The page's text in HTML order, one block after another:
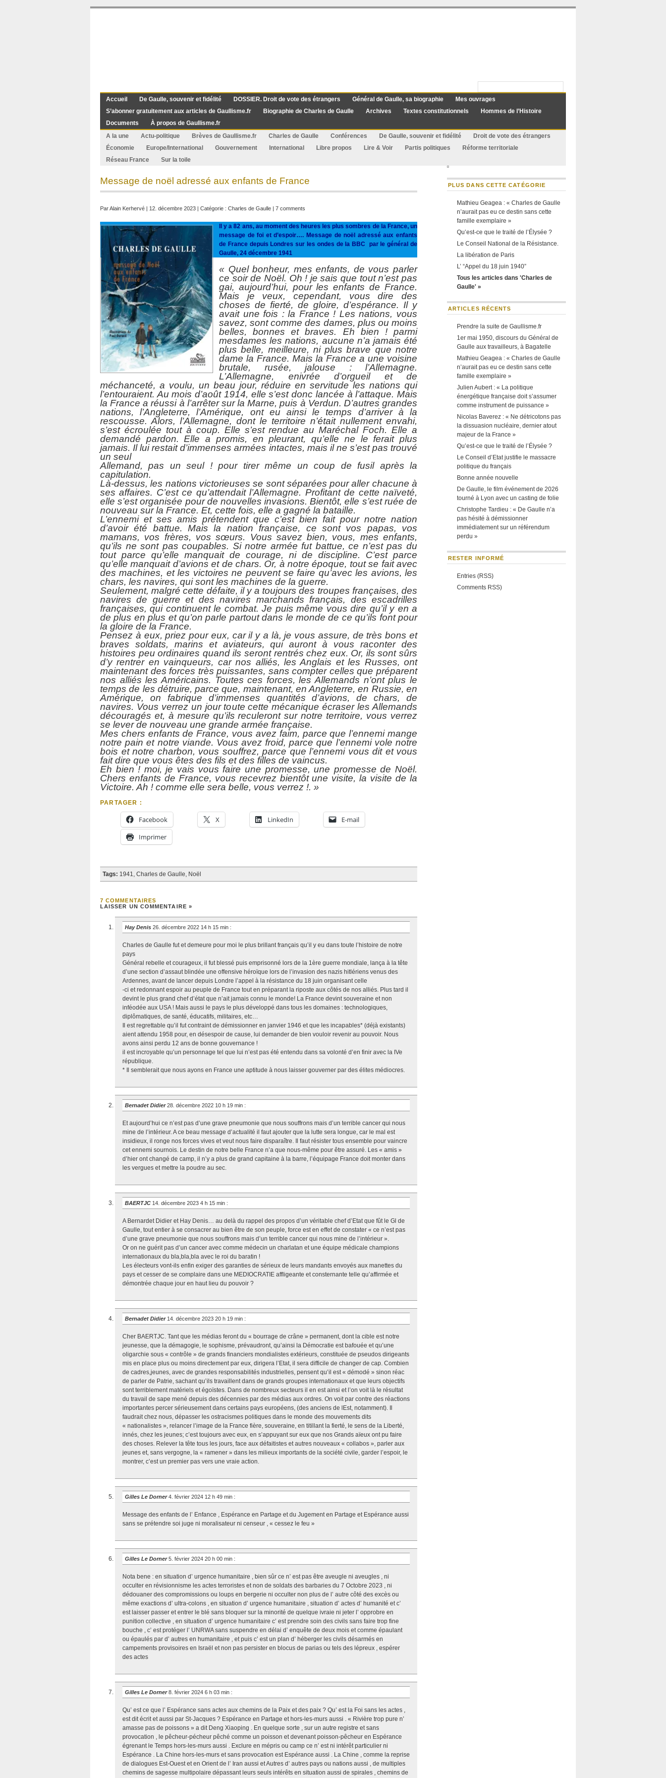
Accueil De Gaulle, souvenir et fidélité DOSSIER. Droit de vote des étrangers Général de Gaulle, sa biographie
Mes ouvrages
S’abonner gratuitement aux articles de Gaullisme.fr
Biographie de Charles de Gaulle Archives Textes constitutionnels
Hommes de l’Histoire
Documents
À propos de Gaullisme.fr
A la une
Actu-politique Brèves de Gaullisme.fr Charles de Gaulle Conférences De Gaulle, souvenir et fidélité
Droit de vote des étrangers
Économie
Europe/International Gouvernement International Libre propos Lire & Voir Partis politiques
Réforme territoriale
Réseau France
Sur la toile
Message de noël adressé aux enfants de France
ParAlain Kerhervé | 12. décembre 2023 | Catégorie : Charles de Gaulle | 7 comments
Il y a 82 ans, au moment des heures les plus sombres de la France, un
message de foi et d’espoir…. Message de noël adressé aux enfants
de France depuis Londres sur les ondes de la BBC par le général de
Gaulle, 24 décembre 1941
« Quel bonheur, mes enfants, de vous parler
ce soir de Noël. Oh ! je sais que tout n’est pas
gai, aujourd’hui, pour les enfants de France.
Mais je veux, cependant, vous dire des
choses de fierté, de gloire, d’espérance. Il y
avait une fois : la France ! Les nations, vous
savez, sont comme des dames, plus ou moins
belles, bonnes et braves. Eh bien ! parmi
mesdames les nations, aucune n’a jamais été
plus belle, meilleure, ni plus brave que notre
dame la France. Mais la France a une voisine
brutale, rusée, jalouse : l’Allemagne.
L’Allemagne, enivrée d’orgueil et de
méchanceté, a voulu, un beau jour, réduire en servitude les nations qui
l’entouraient. Au mois d’août 1914, elle s’est donc lancée à l’attaque. Mais
la France a réussi à l’arrêter sur la Marne, puis à Verdun. D’autres grandes
nations, l’Angleterre, l’Amérique, ont eu ainsi le temps d’arriver à la
rescousse. Alors, l’Allemagne, dont le territoire n’était nullement envahi,
s’est écroulée tout à coup. Elle s’est rendue au Maréchal Foch. Elle a
demandé pardon. Elle a promis, en pleurant, qu’elle ne le ferait plus
jamais. Il lui restait d’immenses armées intactes, mais il ne s’est pas trouvé
un seul
Allemand, pas un seul ! pour tirer même un coup de fusil après la
capitulation.
Là-dessus, les nations victorieuses se sont séparées pour aller chacune à
ses affaires. C’est ce qu’attendait l’Allemagne. Profitant de cette naïveté,
elle s’est organisée pour de nouvelles invasions. Bientôt, elle s’est ruée de
nouveau sur la France. Et, cette fois, elle a gagné la bataille.
L’ennemi et ses amis prétendent que c’est bien fait pour notre nation
d’avoir été battue. Mais la nation française, ce sont vos papas, vos
mamans, vos frères, vos sœurs. Vous savez bien, vous, mes enfants,
qu’ils ne sont pas coupables. Si notre armée fut battue, ce n’est pas du
tout parce qu’elle manquait de courage, ni de discipline. C’est parce
qu’elle manquait d’avions et de chars. Or, à notre époque, tout se fait avec
des machines, et les victoires ne peuvent se faire qu’avec les avions, les
chars, les navires, qui sont les machines de la guerre.
Seulement, malgré cette défaite, il y a toujours des troupes françaises, des
navires de guerre et des navires marchands français, des escadrilles
françaises, qui continuent le combat. Je puis même vous dire qu’il y en a
de plus en plus et qu’on parle partout dans le monde de ce qu’ils font pour
la gloire de la France.
Pensez à eux, priez pour eux, car il y a là, je vous assure, de très bons et
braves soldats, marins et aviateurs, qui auront à vous raconter des
histoires peu ordinaires quand ils seront rentrés chez eux. Or, ils sont sûrs
d’y rentrer en vainqueurs, car nos alliés, les Anglais et les Russes, ont
maintenant des forces très puissantes, sans compter celles que préparent
nos alliés les Américains. Toutes ces forces, les Allemands n’ont plus le
temps de les détruire, parce que, maintenant, en Angleterre, en Russie, en
Amérique, on fabrique d’immenses quantités d’avions, de chars, de
navires. Vous verrez un jour toute cette mécanique écraser les Allemands
découragés et, à mesure qu’ils reculeront sur notre territoire, vous verrez
se lever de nouveau une grande armée française.
Mes chers enfants de France, vous avez faim, parce que l’ennemi mange
notre pain et notre viande. Vous avez froid, parce que l’ennemi vole notre
bois et notre charbon, vous souffrez, parce que l’ennemi vous dit et vous
fait dire que vous êtes des fils et des filles de vaincus.
Eh bien ! moi, je vais vous faire une promesse, une promesse de Noël.
Chers enfants de France, vous recevrez bientôt une visite, la visite de la
Victoire. Ah ! comme elle sera belle, vous verrez !. »
PARTAGER :
Facebook X LinkedIn
E-mail
Imprimer
Tags: 1941, Charles de Gaulle, Noël
7 COMMENTAIRES
LAISSER UN COMMENTAIRE »
Hay Denis 26. décembre 2022 14 h 15 min :
Charles de Gaulle fut et demeure pour moi le plus brillant français qu’il y eu dans toute l’histoire de notre
pays
Général rebelle et courageux, il fut blessé puis emprisonné lors de la 1ère guerre mondiale, lança à la tête
d’une section d’assaut blindée une offensive héroïque lors de l’invasion des nazis hitlériens venus des
Ardennes, avant de lancer depuis Londre l’appel à la résistance du 18 juin organisant celle
-ci et redonnant espoir au peuple de France tout en préparant la riposte aux côtés de nos alliés. Plus tard il
devint le plus grand chef d’état que n’ait jamais connu le monde! La France devint souveraine et non
inféodée aux USA ! Mais aussi le pays le plus développé dans tous les domaines : technologiques,
diplômatiques, de santé, éducatifs, militaires, etc…
Il est regrettable qu’il fut contraint de démissionner en janvier 1946 et que les incapables* (déjà existants)
aient attendu 1958 pour, en désespoir de cause, lui demander de bien vouloir revenir au pouvoir. Nous
avons ainsi perdu 12 ans de bonne gouvernance !
il est incroyable qu’un personnage tel que lui n’est pas été entendu dans sa volonté d’en finir avec la IVe
république.
* Il semblerait que nous ayons en France une aptitude à nous laisser gouverner par des élites médiocres.
Bernadet Didier28. décembre 2022 10 h 19 min :
Et aujourd’hui ce n’est pas d’une grave pneumonie que nous souffrons mais d’un terrible cancer qui nous
mine de l’intérieur. A ce beau message d’actualité il faut ajouter que la lutte sera longue, car le mal est
insidieux, il ronge nos forces vives et veut nous faire disparaître. Il faut résister tous ensemble pour vaincre
cet ennemi sournois. Le destin de notre belle France n’a que nous-même pour être assuré. Les « amis »
d’hier ont changé de camp, il n’y a plus de grand capitaine à la barre, l’équipage France doit monter dans
les vergues et mettre la poudre au sec.
BAERTJC 14. décembre 2023 4 h 15 min :
A Bernardet Didier et Hay Denis… au delà du rappel des propos d’un véritable chef d’Etat que fût le Gl de
Gaulle, tout entier à se consacrer au bien être de son peuple, force est en effet de constater « ce n’est pas
d’une grave pneumonie que nous souffrons mais d’un terrible cancer qui nous mine de l’intérieur ».
Or on ne guérit pas d’un cancer avec comme médecin un charlatan et une équipe médicale champions
internationaux du bla,bla,bla avec le roi du baratin !
Les électeurs vont-ils enfin exiger des garanties de sérieux de leurs mandants envoyés aux manettes du
pays et cesser de se complaire dans une MEDIOCRATIE affligeante et consternante telle qu’affirmée et
démontrée chaque jour en haut lieu du pouvoir ?
Bernadet Didier 14. décembre 2023 20 h 19 min :
Cher BAERTJC. Tant que les médias feront du « bourrage de crâne » permanent, dont la cible est notre
jeunesse, que la démagogie, le sophisme, prévaudront, qu’ainsi la Démocratie est bafouée et qu’une
oligarchie sous « contrôle » de grands financiers mondialistes extérieurs, constituée de pseudos dirigeants
mis en place plus ou moins directement par eux, dirigera l’Etat, il sera difficile de changer de cap. Combien
de cadres,jeunes, avec de grandes responsabilités industrielles, pensent qu’il est « démodé » sinon réac
de parler de Patrie, sachant qu’ils travaillent dans de grands groupes internationaux et que leurs objectifs
sont terriblement matériels et égoïstes. Dans de nombreux secteurs il en est ainsi et l’on voit là le résultat
du travail de sape mené depuis des décennies par des médias aux ordres. On voit par contre des réactions
importantes percer sérieusement dans certains pays européens, (des anciens de lEst, notamment). Il
faudrait chez nous, dépasser les ostracismes politiques dans le monde des mouvements dits
« nationalistes », relancer l’image de la France fière, souveraine, en titillant la fierté, le sens de la Liberté,
innés, chez les jeunes; c’est toujours avec eux, en s’appuyant sur eux que nos Grands aïeux ont pu faire
des choses. Relever la tête tous les jours, face aux défaitistes et autres nouveaux « collabos », parler aux
jeunes et, sans vergogne, la « ramener » dans les milieux importants de la société civile, garder l’espoir, le
montrer, c’est un premier pas vers une vraie action.
Gilles Le Dorner4. février 2024 12 h 49 min :
Message des enfants de l’ Enfance , Espérance en Partage et du Jugement en Partage et Espérance aussi
sans se prétendre soi juge ni moralisateur ni censeur , « cessez le feu »
Gilles Le Dorner5. février 2024 20 h 00 min :
Nota bene : en situation d’ urgence humanitaire , bien sûr ce n’ est pas être aveugle ni aveugles , ni
occulter en révisionnisme les actes terroristes et non de soldats des barbaries du 7 Octobre 2023 , ni
dédouaner des compromissions ou loups en bergerie ni occulter non plus de l’ autre côté des excès ou
même exactions d’ ultra-colons , en situation d’ urgence humanitaire , situation d’ actes d’ humanité et c’
est laisser passer et entrer le blé sans bloquer sur la minorité de quelque ivraie ni jeter l’ opprobre en
punition collective , en situation d’ urgence humanitaire c’ est prendre soin des civils sans faire trop fine
bouche , c’ est protéger l’ UNRWA sans suspendre en délai d’ enquête de deux mois et comme épaulant
ou épaulés par d’ autres en humanitaire , et puis c’ est un plan d’ héberger les civils désarmés en
campements provisoires en Israël et non pas persister en blocus de parias ou tels des lépreux , espérer
des actes
Gilles Le Dorner8. février 2024 6 h 03 min :
Qu’ est ce que l’ Espérance sans actes aux chemins de la Paix et des paix ? Qu’ est la Foi sans les actes ,
est dit écrit et aussi par St-Jacques ? Espérance en Partage et hors-les-murs aussi . « Rivière trop pure n’
amasse pas de poissons » a dit Deng Xiaoping . En quelque sorte , sur un autre registre et sans
provocation , le pêcheur-pécheur pêché comme un poisson et devenant poisson-pêcheur en Espérance
égrenant le Temps hors-les-murs aussi . Exclure en mépris ou camp ce n’ est ni intérêt particulier ni
Espérance . La Chine hors-les-murs et sans provocation est Espérance aussi . La Chine , comme la reprise
de dialogues Est-Ouest et en Orient de l’ Iran aussi et Autres d’ autres pays ou nations aussi , de multiples
chemins de sagesse multipolaire dépassant leurs seuls intérêts en situation aussi de spirales , chemins de
PLUS DANS CETTE CATÉGORIE
Mathieu Geagea : « Charles de Gaulle
n’aurait pas eu ce destin sans cette
famille exemplaire »
Qu’est-ce que le traité de l’Élysée ?
Le Conseil National de la Résistance.
La libération de Paris
L’ “Appel du 18 juin 1940”
Tous les articles dans 'Charles de
Gaulle' »
ARTICLES RÉCENTS
Prendre la suite de Gaullisme.fr
1er mai 1950, discours du Général de
Gaulle aux travailleurs, à Bagatelle
Mathieu Geagea : « Charles de Gaulle
n’aurait pas eu ce destin sans cette
famille exemplaire »
Julien Aubert : « La politique
énergétique française doit s’assumer
comme instrument de puissance »
Nicolas Baverez : « Ne détricotons pas
la dissuasion nucléaire, dernier atout
majeur de la France »
Qu’est-ce que le traité de l’Élysée ?
Le Conseil d’Etat justifie le massacre
politique du français
Bonne année nouvelle
De Gaulle, le film événement de 2026
tourné à Lyon avec un casting de folie
Christophe Tardieu : « De Gaulle n’a
pas hésité à démissionner
immédiatement sur un référendum
perdu »
RESTER INFORMÉ
Entries (RSS)
Comments RSS)